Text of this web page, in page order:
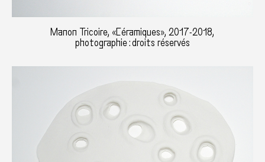
Manon Tricoire, «Céramiques», 2017-2018,
photographie : droits réservés